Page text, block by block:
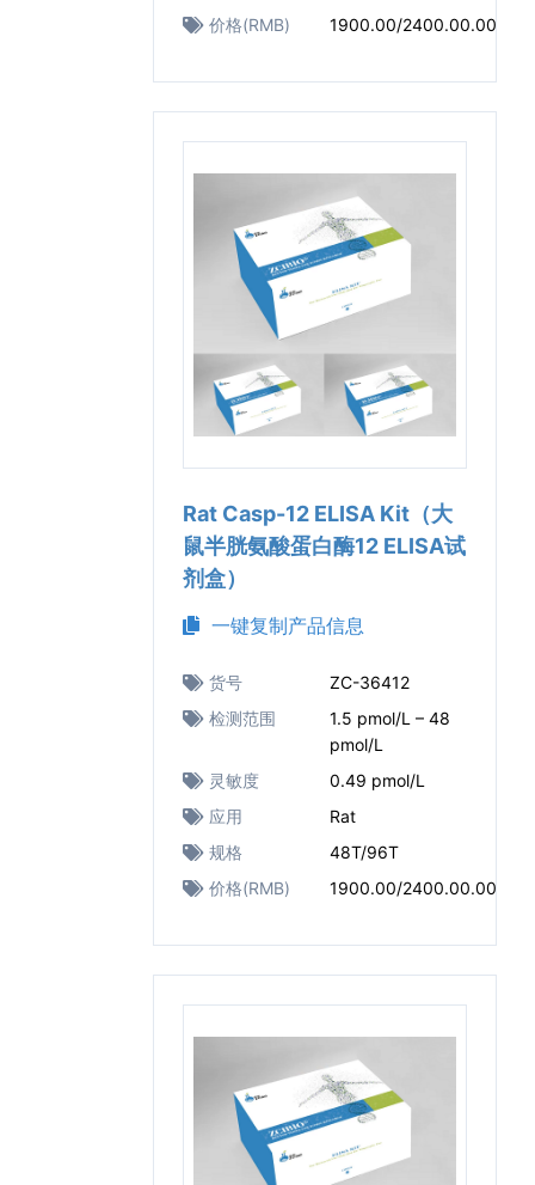
价格(RMB)
1900.00/2400.00.00
Rat Casp-12 ELISA Kit（大
鼠半胱氨酸蛋白酶12 ELISA试
剂盒）
一键复制产品信息
货号
ZC-36412
检测范围
1.5 pmol/L – 48
pmol/L
灵敏度
0.49 pmol/L
应用
Rat
规格
48T/96T
价格(RMB)
1900.00/2400.00.00